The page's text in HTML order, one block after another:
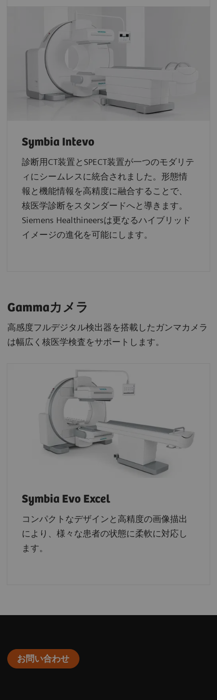
Symbia Intevo
診断用CT装置とSPECT装置が一つのモダリテ
ィにシームレスに統合されました。形態情
報と機能情報を高精度に融合することで、
核医学診断をスタンダードへと導きます。
Siemens Healthineersは更なるハイブリッド
イメージの進化を可能にします。
Gammaカメラ
高感度フルデジタル検出器を搭載したガンマカメラ
は幅広く核医学検査をサポートします。
Symbia Evo Excel
コンパクトなデザインと高精度の画像描出
により、様々な患者の状態に柔軟に対応し
ます。
お問い合わせ